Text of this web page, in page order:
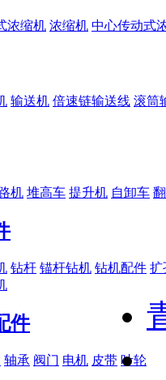
浓缩机 浓缩机 中心传动式
输送机 倍速链输送线 滚筒
机 堆高车 提升机 自卸车
钻杆 锚杆钻机 钻机配件 扩
件
轴承 阀门 电机 皮带 叶轮